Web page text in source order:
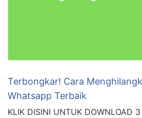
Terbongkar! Cara
Whatsapp Terbaik
KLIK DISINI UNTUK DOWNLOAD